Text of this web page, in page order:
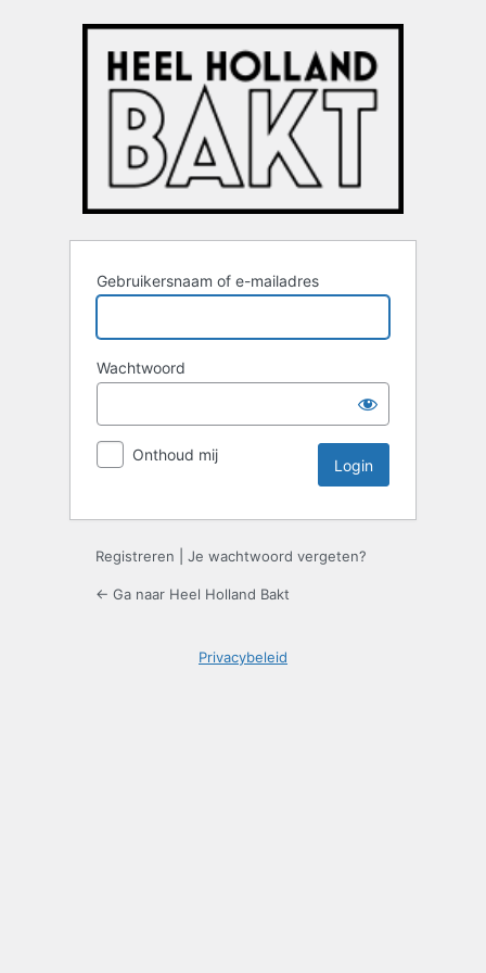
Gebruikersnaam of e-mailadres
Wachtwoord
Onthoud mij
Registreren Je wachtwoord vergeten?
← Ga naar Heel Holland Bakt
Privacybeleid